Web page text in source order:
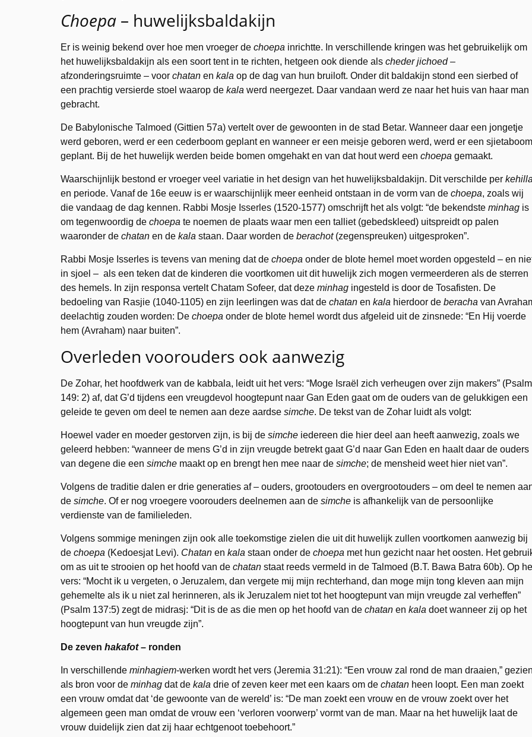
Choepa – huwelijksbaldakijn
Er is weinig bekend over hoe men vroeger de choepa inrichtte. In verschillende kringen was het gebruikelijk om
het huwelijksbaldakijn als een soort tent in te richten, hetgeen ook diende als cheder jichoed–
afzonderingsruimte – voor chatan en kala op de dag van hun bruiloft. Onder dit baldakijn stond een sierbed of
een prachtig versierde stoel waarop de kala werd neergezet. Daar vandaan werd ze naar het huis van haar man
gebracht.
De Babylonische Talmoed (Gittien 57a) vertelt over de gewoonten in de stad Betar. Wanneer daar een jongetje
werd geboren, werd er een cederboom geplant en wanneer er een meisje geboren werd, werd er een sjietaboom
geplant. Bij de het huwelijk werden beide bomen omgehakt en van dat hout werd een choepa gemaakt.
Waarschijnlijk bestond er vroeger veel variatie in het design van het huwelijksbaldakijn. Dit verschilde per
en periode. Vanaf de 16e eeuw is er waarschijnlijk meer eenheid ontstaan in de vorm van de choepa, zoals wij
die vandaag de dag kennen. Rabbi Mosje Isserles (1520-1577) omschrijft het als volgt: “de bekendste minhag is
om tegenwoordig de choepa te noemen de plaats waar men een talliet (gebedskleed) uitspreidt op palen
waaronder de chatan en de kala staan. Daar worden de berachot(zegenspreuken) uitgesproken”.
Rabbi Mosje Isserles is tevens van mening dat de choepa onder de blote hemel moet worden opgesteld – en
in sjoel – als een teken dat de kinderen die voortkomen uit dit huwelijk zich mogen vermeerderen als de sterren
des hemels. In zijn responsa vertelt Chatam Sofeer, dat deze minhag ingesteld is door de Tosafisten. De
bedoeling van Rasjie (1040-1105) en zijn leerlingen was dat de chatan en kala hierdoor de beracha van
deelachtig zouden worden: De choepa onder de blote hemel wordt dus afgeleid uit de zinsnede: “En Hij voerde
hem (Avraham) naar buiten”.
Overleden voorouders ook aanwezig
De Zohar, het hoofdwerk van de kabbala, leidt uit het vers: “Moge Israël zich verheugen over zijn makers” (Psalm
149: 2) af, dat G’d tijdens een vreugdevol hoogtepunt naar Gan Eden gaat om de ouders van de gelukkigen een
geleide te geven om deel te nemen aan deze aardse simche. De tekst van de Zohar luidt als volgt:
Hoewel vader en moeder gestorven zijn, is bij de simche iedereen die hier deel aan heeft aanwezig, zoals we
geleerd hebben: “wanneer de mens G’d in zijn vreugde betrekt gaat G’d naar Gan Eden en haalt daar de ouders
van degene die een simche maakt op en brengt hen mee naar de simche; de mensheid weet hier niet van”.
Volgens de traditie dalen er drie generaties af – ouders, grootouders en overgrootouders – om deel te nemen
de simche. Of er nog vroegere voorouders deelnemen aan de simche is afhankelijk van de persoonlijke
verdienste van de familieleden.
Volgens sommige meningen zijn ook alle toekomstige zielen die uit dit huwelijk zullen voortkomen aanwezig bij
de choepa (Kedoesjat Levi). Chatan en kala staan onder de choepa met hun gezicht naar het oosten. Het
om as uit te strooien op het hoofd van de chatan staat reeds vermeld in de Talmoed (B.T. Bawa Batra 60b). Op
vers: “Mocht ik u vergeten, o Jeruzalem, dan vergete mij mijn rechterhand, dan moge mijn tong kleven aan mijn
gehemelte als ik u niet zal herinneren, als ik Jeruzalem niet tot het hoogtepunt van mijn vreugde zal verheffen”
(Psalm 137:5) zegt de midrasj: “Dit is de as die men op het hoofd van de chatan en kala doet wanneer zij op het
hoogtepunt van hun vreugde zijn”.
De zeven hakafot– ronden
In verschillende minhagiem-werken wordt het vers (Jeremia 31:21): “Een vrouw zal rond de man draaien,”
als bron voor de minhag dat de kala drie of zeven keer met een kaars om de chatan heen loopt. Een man zoekt
een vrouw omdat dat ‘de gewoonte van de wereld’ is: “De man zoekt een vrouw en de vrouw zoekt over het
algemeen geen man omdat de vrouw een ‘verloren voorwerp’ vormt van de man. Maar na het huwelijk laat de
vrouw duidelijk zien dat zij haar echtgenoot toebehoort.”